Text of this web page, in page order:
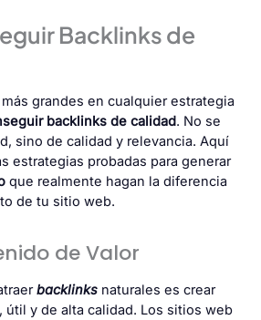
Backlinks de
grandes en cualquier estrategia
backlinks de calidad. No se
sino de calidad y relevancia. Aquí
estrategias probadas para generar
que realmente hagan la diferencia
de tu sitio web.
de Valor
backlinks naturales es crear
y de alta calidad. Los sitios web